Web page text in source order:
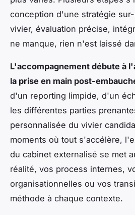
conception d'une stratégie
vivier, évaluation précise,
ne manque, rien n'est laissé
L'accompagnement débute à
la prise en main post-
d'un reporting limpide, d'un
les différentes parties
personnalisée du vivier
moments où tout s'accélère,
du cabinet externalisé se met
réalité, vos process internes,
organisationnelles ou vos
méthode à chaque contexte.